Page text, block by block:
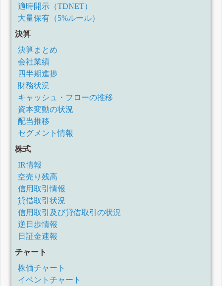
適時開示（TDNET）
大量保有（5%ルール）
決算
決算まとめ
会社業績
四半期進捗
財務状況
キャッシュ・フローの推移
資本変動の状況
配当推移
セグメント情報
株式
IR情報
空売り残高
信用取引情報
貸借取引状況
信用取引及び貸借取引の状況
逆日歩情報
日証金速報
チャート
株価チャート
イベントチャート